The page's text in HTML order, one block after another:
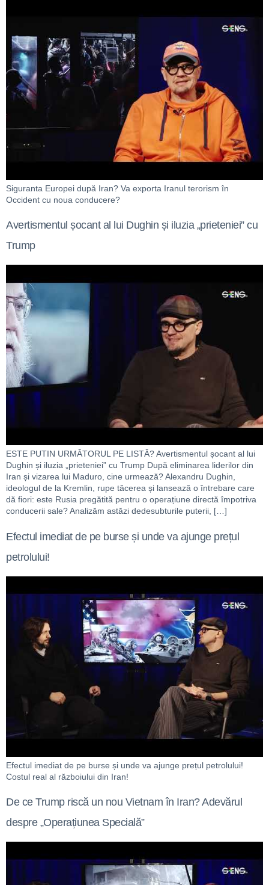
Siguranta Europei după Iran? Va exporta Iranul terorism în
Occident cu noua conducere?
Avertismentul șocant al lui Dughin și iluzia „prieteniei” cu
Trump
ESTE PUTIN URMĂTORUL PE LISTĂ? Avertismentul șocant al lui
Dughin și iluzia „prieteniei” cu Trump După eliminarea liderilor din
Iran și vizarea lui Maduro, cine urmează? Alexandru Dughin,
ideologul de la Kremlin, rupe tăcerea și lansează o întrebare care
dă fiori: este Rusia pregătită pentru o operațiune directă împotriva
conducerii sale? Analizăm astăzi dedesubturile puterii, […]
Efectul imediat de pe burse și unde va ajunge prețul
petrolului!
Efectul imediat de pe burse și unde va ajunge prețul petrolului!
Costul real al războiului din Iran!
De ce Trump riscă un nou Vietnam în Iran? Adevărul
despre „Operațiunea Specială”